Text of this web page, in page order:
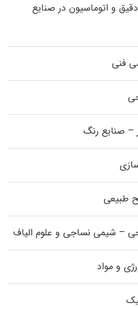
و اتوماسیون در صنایع
فنی
– صنایع رنگ
طبیعی
– شیمی نساجی و علوم الیاف
و مواد